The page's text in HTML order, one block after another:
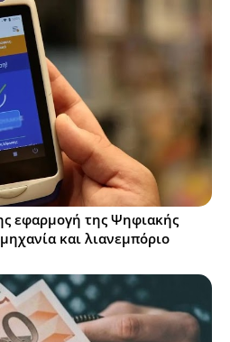
εφαρμογή της Ψηφιακής
και λιανεμπόριο